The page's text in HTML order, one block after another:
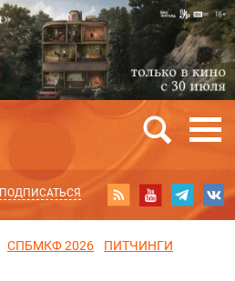
ПОДПИСАТЬСЯ
СПБМКФ 2026
ПИТЧИНГИ